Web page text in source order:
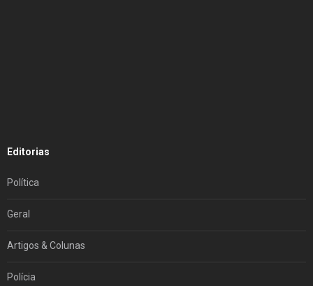
Editorias
Política
Geral
Artigos & Colunas
Polícia